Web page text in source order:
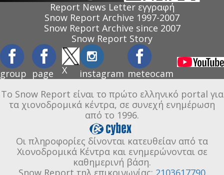
Report News Letter εγγραφή
Snow Report Archive 1997-2007
Snow Report Archive since 2007
Snow Report Story
group page X instagram meteocam
Το Snow Report είναι το πρώτο ελληνικό portal για
τα χιονοδρομικά κέντρα, σε συνεχή ενημέρωση
από το 1996.
Οι πληροφορίες δίνονται κατευθείαν από τα
Χιονοδρομικά Κέντρα και ενημερώνονται σε
καθημερινή βάση.
Snow Report τηλ επικοινωνίας: 2103617790